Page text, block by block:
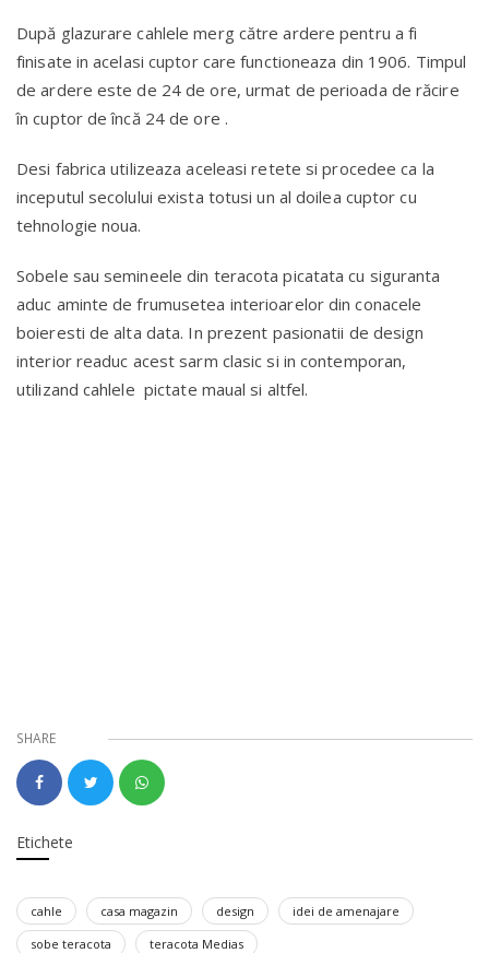
După glazurare cahlele merg către ardere pentru a fi
finisate in acelasi cuptor care functioneaza din 1906. Timpul
de ardere este de 24 de ore, urmat de perioada de răcire
în cuptor de încă 24 de ore .
Desi fabrica utilizeaza aceleasi retete si procedee ca la
inceputul secolului exista totusi un al doilea cuptor cu
tehnologie noua.
Sobele sau semineele din teracota picatata cu siguranta
aduc aminte de frumusetea interioarelor din conacele
boieresti de alta data. In prezent pasionatii de design
interior readuc acest sarm clasic si in contemporan,
utilizand cahlele pictate maual si altfel.
SHARE
Etichete
cahle casa magazin design
idei de amenajare
sobe teracota
teracota Medias